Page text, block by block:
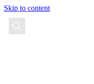
Skip to content